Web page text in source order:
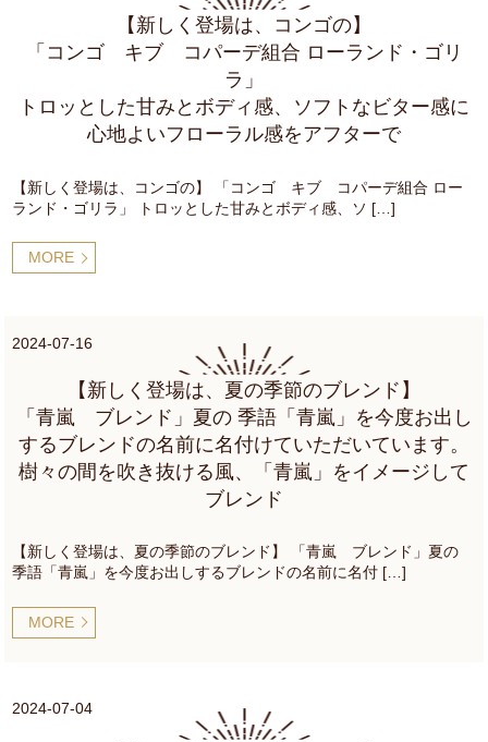
【新しく登場は、コンゴの】
「コンゴ キブ コパーデ組合 ローランド・ゴリ
ラ」
トロッとした甘みとボディ感、ソフトなビター感に
心地よいフローラル感をアフターで
【新しく登場は、コンゴの】 「コンゴ キブ コパーデ組合 ロー
ランド・ゴリラ」 トロッとした甘みとボディ感、ソ […]
MORE
2024-07-16
【新しく登場は、夏の季節のブレンド】
「青嵐 ブレンド」夏の 季語「青嵐」を今度お出し
するブレンドの名前に名付けていただいています。
樹々の間を吹き抜ける風、「青嵐」をイメージして
ブレンド
【新しく登場は、夏の季節のブレンド】 「青嵐 ブレンド」夏の
季語「青嵐」を今度お出しするブレンドの名前に名付 […]
MORE
2024-07-04